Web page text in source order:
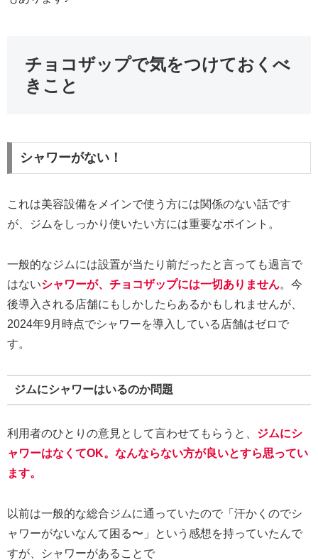
チョコザップで気をつけておくべ
きこと
シャワーがない！
これは美容設備をメインで使う方には関係のない話です
が、ジムをしっかり使いたい方には重要なポイント。
一般的なジムには設置が当たり前だったと言っても過言で
はないシャワーが、チョコザップには一切ありません。今
後導入される店舗にもしかしたらあるかもしれませんが、
2024年9月時点でシャワーを導入している店舗はゼロで
す。
ジムにシャワーはいるのか問題
利用者のひとりの意見として言わせてもらうと、 ジムにシ
ャワーはなくてOK。なんならない方が良いとすら思ってい
ます。
以前は一般的な総合ジムに通っていたので「汗かくのでシ
ャワーがないなんて困る〜」という感想を持っていたんで
すが、シャワーがあることで